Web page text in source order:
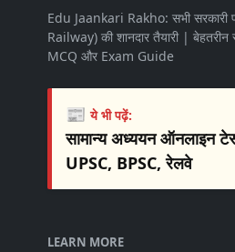
Edu Jaankari Rakho: सभी सरकारी
Railway) की शानदार तैयारी |
MCQ और Exam Guide
📰ये भी पढ़ें:
सामान्य अध्ययन ऑनलाइन
UPSC, BPSC, रेलवे
LEARN MORE